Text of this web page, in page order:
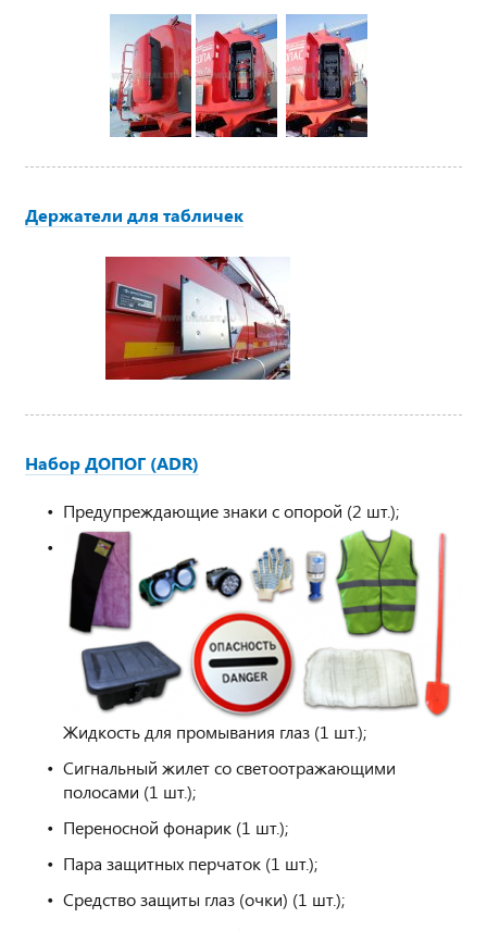
Держатели для табличек
Набор ДОПОГ (ADR)
Предупреждающие знаки с опорой (2 шт.);
Жидкость для промывания глаз (1 шт.);
Сигнальный жилет со светоотражающими
полосами (1 шт.);
Переносной фонарик (1 шт.);
Пара защитных перчаток (1 шт.);
Средство защиты глаз (очки) (1 шт.);